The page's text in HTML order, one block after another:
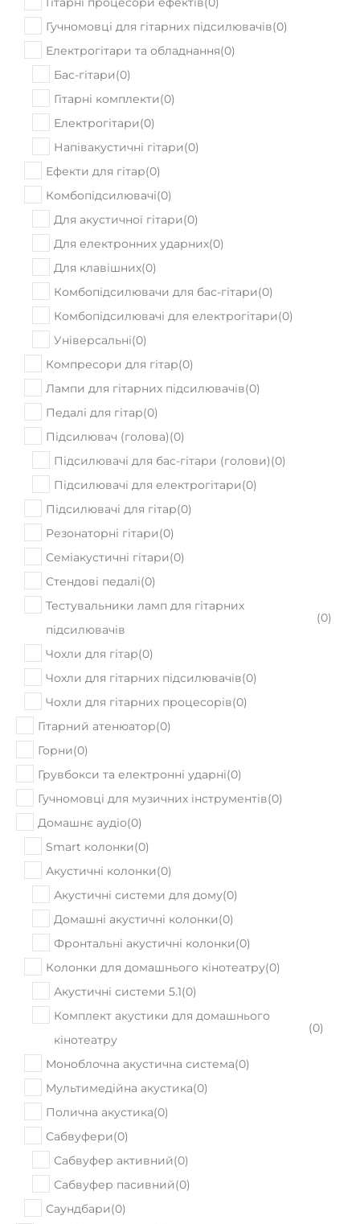
Гучномовці для гітарних підсилювачів(0)
Електрогітари та обладнання(0)
Бас-гітари(0)
Гітарні комплекти(0)
Електрогітари(0)
Напівакустичні гітари(0)
Ефекти для гітар(0)
Комбопідсилювачі(0)
Для акустичної гітари(0)
Для електронних ударних(0)
Для клавішних(0)
Комбопідсилювачи для бас-гітари(0)
Комбопідсилювачі для електрогітари(0)
Універсальні(0)
Компресори для гітар(0)
Лампи для гітарних підсилювачів(0)
Педалі для гітар(0)
Підсилювач (голова)(0)
Підсилювачі для бас-гітари (голови)(0)
Підсилювачі для електрогітари(0)
Підсилювачі для гітар(0)
Резонаторні гітари(0)
Семіакустичні гітари(0)
Стендові педалі(0)
Тестувальники ламп для гітарних
підсилювачів
(0)
Чохли для гітар(0)
Чохли для гітарних підсилювачів(0)
Чохли для гітарних процесорів(0)
Гітарний атенюатор(0)
Горни(0)
Грувбокси та електронні ударні(0)
Гучномовці для музичних інструментів(0)
Домашнє аудіо(0)
Smart колонки(0)
Акустичні колонки(0)
Акустичні системи для дому(0)
Домашні акустичні колонки(0)
Фронтальні акустичні колонки(0)
Колонки для домашнього кінотеатру(0)
Акустичні системи 5.1(0)
Комплект акустики для домашнього
кінотеатру
(0)
Моноблочна акустична система(0)
Мультимедійна акустика(0)
Полична акустика(0)
Сабвуфери(0)
Сабвуфер активний(0)
Сабвуфер пасивний(0)
Саундбари(0)